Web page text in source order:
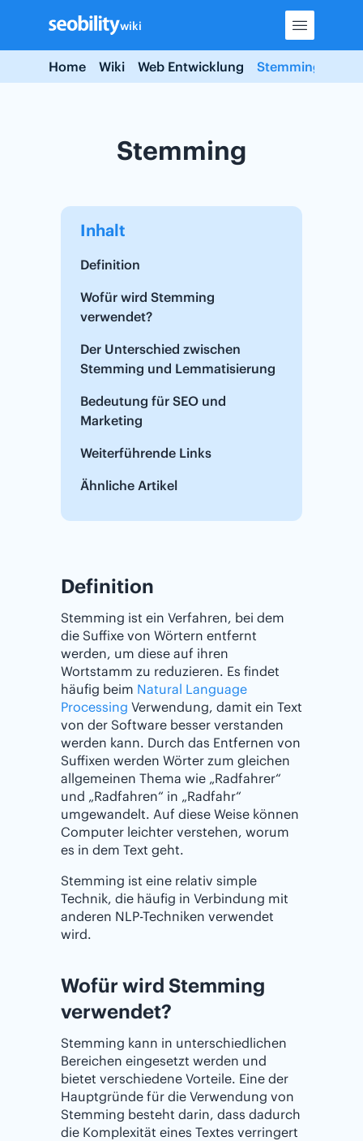
content
wiki
Home Wiki Web Entwicklung Stemming
Stemming
Inhalt
Definition
Wofür wird Stemming
verwendet?
Der Unterschied zwischen
Stemming und Lemmatisierung
Bedeutung für SEO und
Marketing
Weiterführende Links
Ähnliche Artikel
Definition
Stemming ist ein Verfahren, bei dem
die Suffixe von Wörtern entfernt
werden, um diese auf ihren
Wortstamm zu reduzieren. Es findet
häufig beim Natural Language
Processing Verwendung, damit ein Text
von der Software besser verstanden
werden kann. Durch das Entfernen von
Suffixen werden Wörter zum gleichen
allgemeinen Thema wie „Radfahrer“
und „Radfahren“ in „Radfahr“
umgewandelt. Auf diese Weise können
Computer leichter verstehen, worum
es in dem Text geht.
Stemming ist eine relativ simple
Technik, die häufig in Verbindung mit
anderen NLP-Techniken verwendet
wird.
Wofür wird Stemming
verwendet?
Stemming kann in unterschiedlichen
Bereichen eingesetzt werden und
bietet verschiedene Vorteile. Eine der
Hauptgründe für die Verwendung von
Stemming besteht darin, dass dadurch
die Komplexität eines Textes verringert